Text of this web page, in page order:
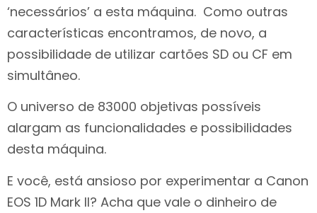
‘necessários’ a esta máquina. Como outras
características encontramos, de novo, a
possibilidade de utilizar cartões SD ou CF em
simultâneo.
O universo de 83000 objetivas possíveis
alargam as funcionalidades e possibilidades
desta máquina.
E você, está ansioso por experimentar a Canon
EOS 1D Mark II? Acha que vale o dinheiro de